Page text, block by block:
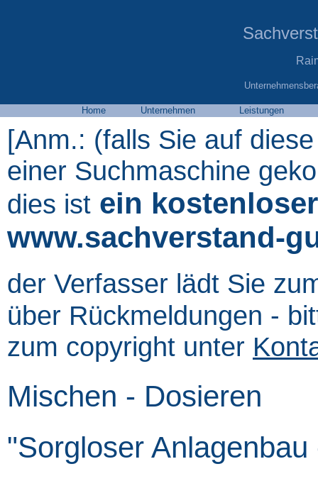
Home Unternehmen Leistungen
[Anm.: (falls Sie auf
einer Suchmaschine
dies ist ein
www.sachverstand-
der Verfasser lädt Sie
über Rückmeldungen -
zum copyright unter
Mischen - Dosieren
"Sorgloser